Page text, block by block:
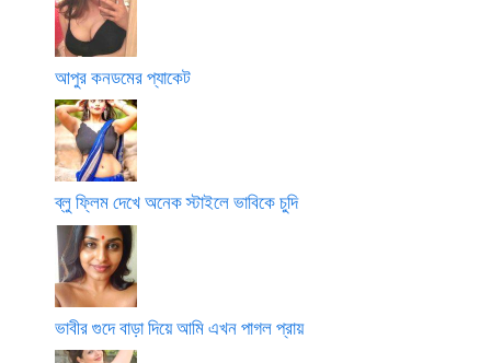
আপুর কনডমের প্যাকেট
ব্লু ফ্লিম দেখে অনেক স্টাইলে ভাবিকে চুদি
ভাবীর গুদে বাড়া দিয়ে আমি এখন পাগল প্রায়